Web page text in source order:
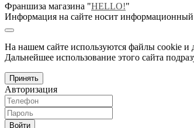
Франшиза магазина "HELLO!"
Информация на сайте носит информационный
На нашем сайте используются файлы cookie и
Дальнейшее использование этого сайта
Принять
Авторизация
Войти